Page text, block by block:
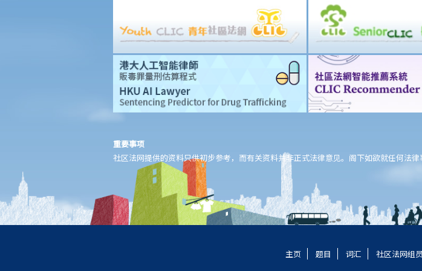
10. 如我宣布破产，信贷资料服务机构会否于资料库中删除我的信贷
务重组协议)，情况会否不同?
11. 我的信贷资料会否受到任何保护，以防止信贷提供者作出不当查
12. 如发现信贷提供者或信贷资料服务机构不当地处理我的资料，我
13. 私隐专员公署之查询个案简述 ─ 我作为信贷安排的担保人，若
银行在 (i)批核贷款申请时及 (ii)检讨现有贷款安排时查阅我的信贷报
告，银行应否将此事通知我？如我是帐户的持有人 (即借款人)，情
况会否不同？
14. 私隐专员公署之查询个案简述 ─ 某间代表一名死者的遗产管理
人的律师行去信，要求某间银行披露一些有关死者名下帐户的纪
重要事项
社区法网提供的资料只供初步参考，而有关资料并非正式法律意见。阁下如欲就任何法
主页 题目 词汇 社区法网组员